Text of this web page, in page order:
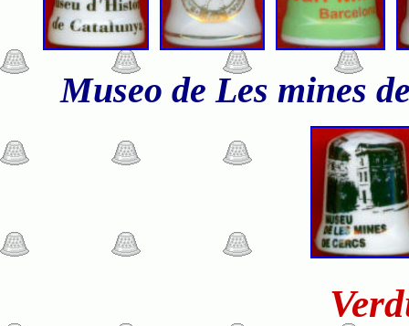
Museo de Les mines